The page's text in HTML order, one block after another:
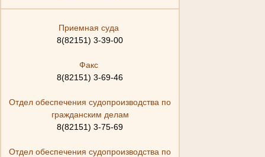
Приемная суда
8(82151) 3-39-00
Факс
8(82151) 3-69-46
Отдел обеспечения судопроизводства по
гражданским делам
8(82151) 3-75-69
Отдел обеспечения судопроизводства по